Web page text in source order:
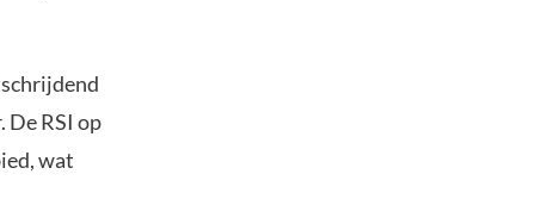
De RSI op
wat